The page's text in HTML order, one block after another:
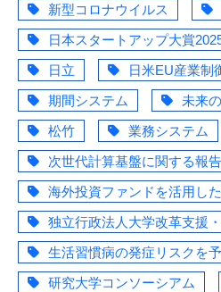
新型コロナウイルス
日本スタートアップ大賞
日立
日米EU産業制
期間システム
未来
松竹
業務システム
次世代計算基盤に関する報
海外投資ファンドを活用し
独立行政法人大学改革支援
生活習慣病の発症リスクを
研究大学コンソーシアム